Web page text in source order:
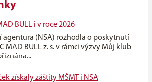
BULL i v roce 2026
agentura (NSA) rozhodla o poskytnutí
MAD BULL z. s. v rámci výzvy Můj klub
získaly záštity MŠMT i NSA